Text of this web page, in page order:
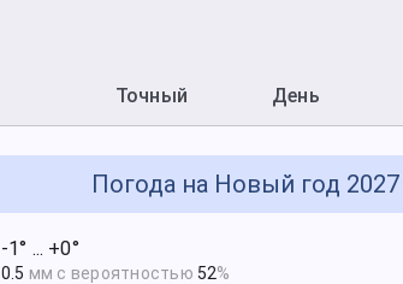
Точный
День
Погода на Новый год 2027
-1° ... +0°
0.5 мм с вероятностью 52%